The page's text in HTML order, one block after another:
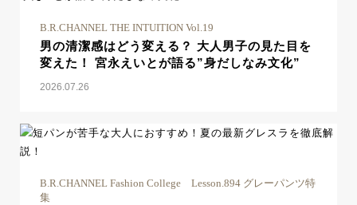
B.R.CHANNEL THE INTUITION Vol.19
男の清潔感はどう変える？ 大人男子の見た目を
変えた！ 宮永えいとが語る”身だしなみ文化”
2026.07.26
B.R.CHANNEL Fashion College Lesson.894 グレーパンツ特
集